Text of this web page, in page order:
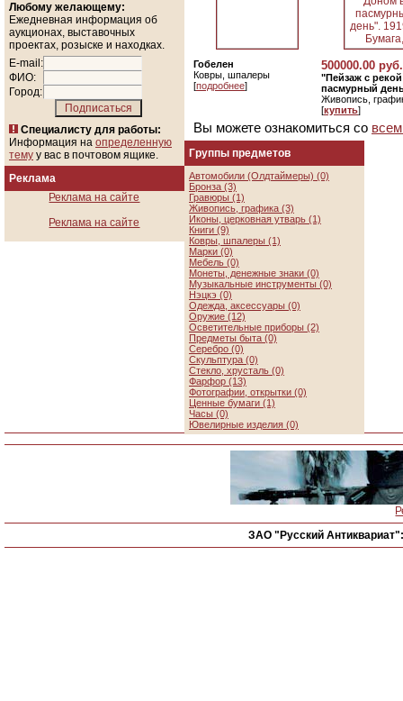
Любому желающему:
Ежедневная информация об
аукционах, выставочных
проектах, розыске и находках.
E-mail:
ФИО:
Город:
Специалисту для работы:
Информация на определенную
тему у вас в почтовом ящике.
Реклама
Реклама на сайте
Реклама на сайте
Гобелен
Ковры, шпалеры
[подробнее]
500000.00 руб.
"Пейзаж с
пасмурный
Живопись,
[купить]
Вы можете ознакомиться со
Группы предметов
Автомобили (Олдтаймеры) (0)
Бронза (3)
Гравюры (1)
Живопись, графика (3)
Иконы, церковная утварь (1)
Книги (9)
Ковры, шпалеры (1)
Марки (0)
Мебель (0)
Монеты, денежные знаки (0)
Музыкальные инструменты (0)
Нэцкэ (0)
Одежда, аксессуары (0)
Оружие (12)
Осветительные приборы (2)
Предметы быта (0)
Серебро (0)
Скульптура (0)
Стекло, хрусталь (0)
Фарфор (13)
Фотографии, открытки (0)
Ценные бумаги (1)
Часы (0)
Ювелирные изделия (0)
ЗАО "Русский Антиквариат":